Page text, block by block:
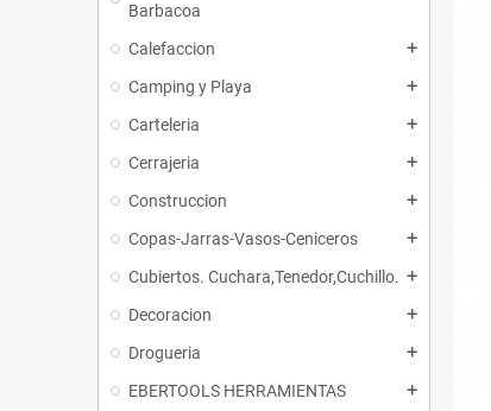
Barbacoa
Calefaccion add
Camping y Playa add
Carteleria add
Cerrajeria add
Construccion add
Copas-Jarras-Vasos-Ceniceros add
Cubiertos. Cuchara,Tenedor,Cuchillo. add
Decoracion add
Drogueria add
EBERTOOLS HERRAMIENTAS add